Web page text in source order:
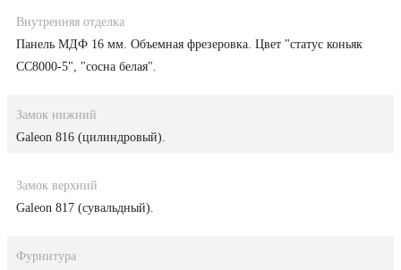
Внутренняя отделка
Панель МДФ 16 мм. Объемная фрезеровка. Цвет "статус коньяк
СС8000-5", "сосна белая".
Замок нижний
Galeon 816 (цилиндровый).
Замок верхний
Galeon 817 (сувальдный).
Фурнитура